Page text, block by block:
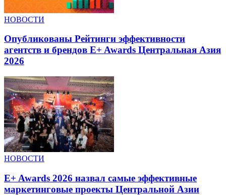
НОВОСТИ
Опубликованы Рейтинги эффективности
агентств и брендов E+ Awards Центральная Азия
2026
НОВОСТИ
E+ Awards 2026 назвал самые эффективные
маркетинговые проекты Центральной Азии